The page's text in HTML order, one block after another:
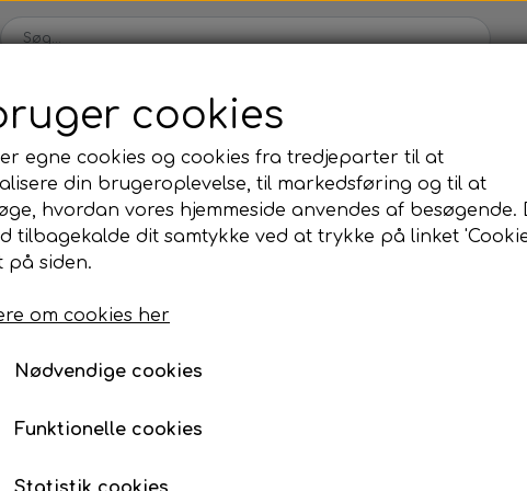
Karts Kartdele
OK/KZ/DD2 kart
Bagaksler/Lejeskåle
Bodywork
Motor tilbehør
Pedaler
Universale dele
Nav
Motor
Iame
Komplette motorer Komplette motorer
Tilbehør
olie, mm.
mm.
KE køler 240mm
KE køler 240mm
3.200,00 kr.
Varenummer: KL240
375x240x32mm
cookies
egne cookies og cookies fra tredjeparter til at
din brugeroplevelse, til markedsføring og til at
hvordan vores hjemmeside anvendes af besøgende.
tilbagekalde dit samtykke ved at trykke på linket
på siden.
om cookies her
Nødvendige cookies
Funktionelle cookies